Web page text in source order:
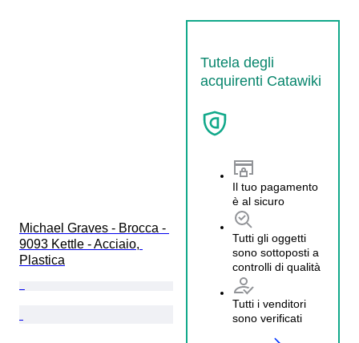
Tutela degli
acquirenti Catawiki
Il tuo pagamento
è al sicuro
Tutti gli oggetti
sono sottoposti a
controlli di qualità
Tutti i venditori
sono verificati
Michael Graves - Brocca -
9093 Kettle - Acciaio,
Plastica